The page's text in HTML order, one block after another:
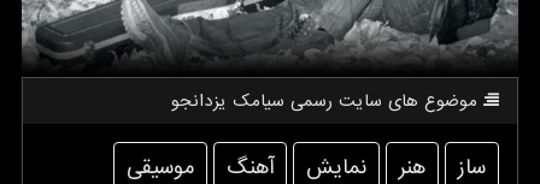
موضوع های سایت رسمی سیامك یزدانجو
ساز هنر نمایش آهنگ
موسیقی